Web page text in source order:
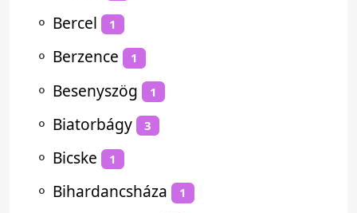
⚬ Bercel 1
⚬ Berzence 1
⚬ Besenyszög 1
⚬ Biatorbágy 3
⚬ Bicske 1
⚬ Bihardancsháza 1